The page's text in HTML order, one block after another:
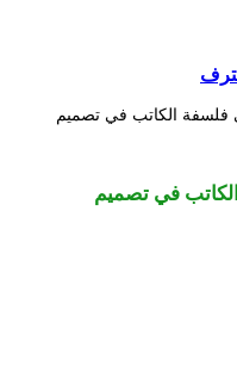
فلسفة الكاتب في تصميم
في تصميم